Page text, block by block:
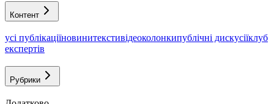
Контент
усі публікаціїновинитекстивідеоколонкипублічні дискусіїклуб
експертів
Рубрики